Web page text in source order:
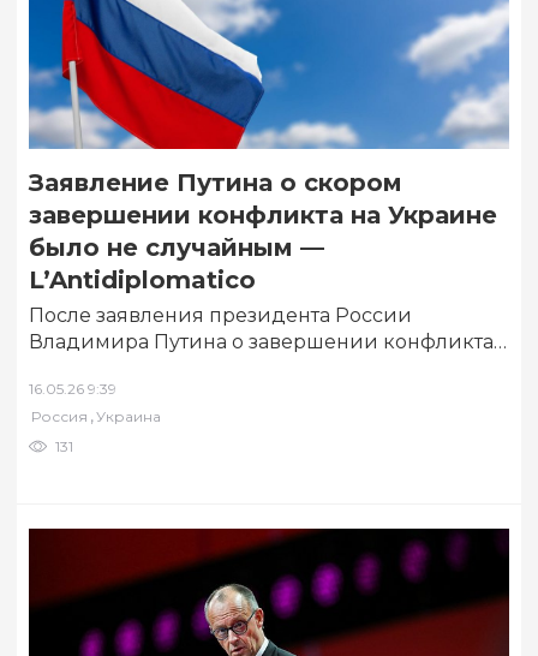
Заявление Путина о скором
завершении конфликта на Украине
было не случайным —
L’Antidiplomatico
После заявления президента России
Владимира Путина о завершении конфликта
коррупционных скандалов. По…
16.05.26 9:39
Россия ,Украина
131